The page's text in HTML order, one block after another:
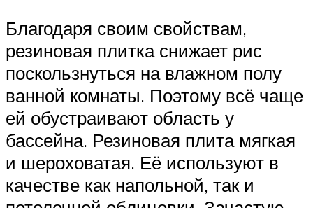
Благодаря своим свойствам,
резиновая плитка снижает рис
поскользнуться на влажном полу
ванной комнаты. Поэтому всё чаще
ей обустраивают область у
бассейна. Резиновая плита мягкая
и шероховатая. Её используют в
качестве как напольной, так и